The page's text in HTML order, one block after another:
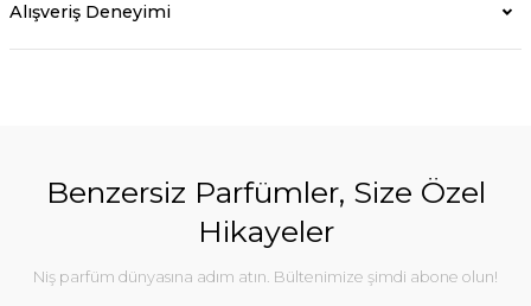
Alışveriş Deneyimi
Benzersiz Parfümler, Size Özel
Hikayeler
Niş parfüm dünyasına adım atın. Bültenimize şimdi abone olun!